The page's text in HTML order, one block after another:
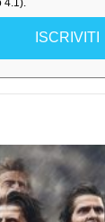
ISCRIVITI